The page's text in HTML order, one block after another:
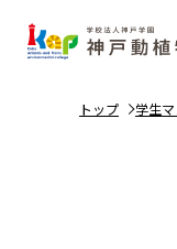
トップ 学生